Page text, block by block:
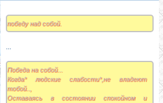
победу над собой.
...
Победа на собой...
Когда* людские слабости*,не владеют
тобой..,
Оставаясь в состоянии спокойном и